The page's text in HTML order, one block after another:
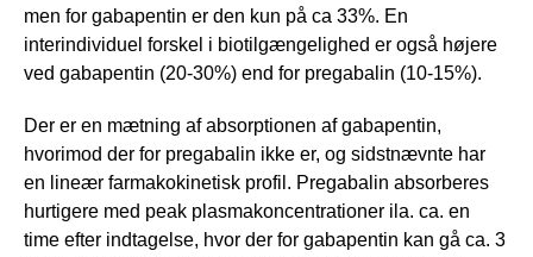
men for gabapentin er den kun på ca 33%. En
interindividuel forskel i biotilgængelighed er også højere
ved gabapentin (20-30%) end for pregabalin (10-15%).
Der er en mætning af absorptionen af gabapentin,
hvorimod der for pregabalin ikke er, og sidstnævnte har
en lineær farmakokinetisk profil. Pregabalin absorberes
hurtigere med peak plasmakoncentrationer ila. ca. en
time efter indtagelse, hvor der for gabapentin kan gå ca. 3